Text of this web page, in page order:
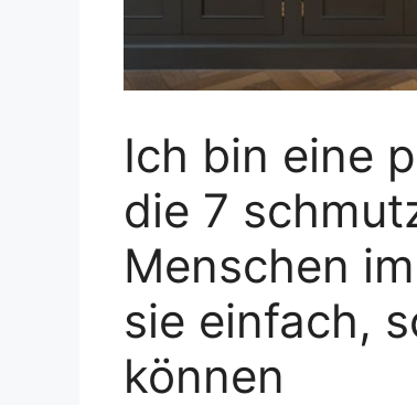
Ich bin eine
die 7
Menschen
sie einfach,
können